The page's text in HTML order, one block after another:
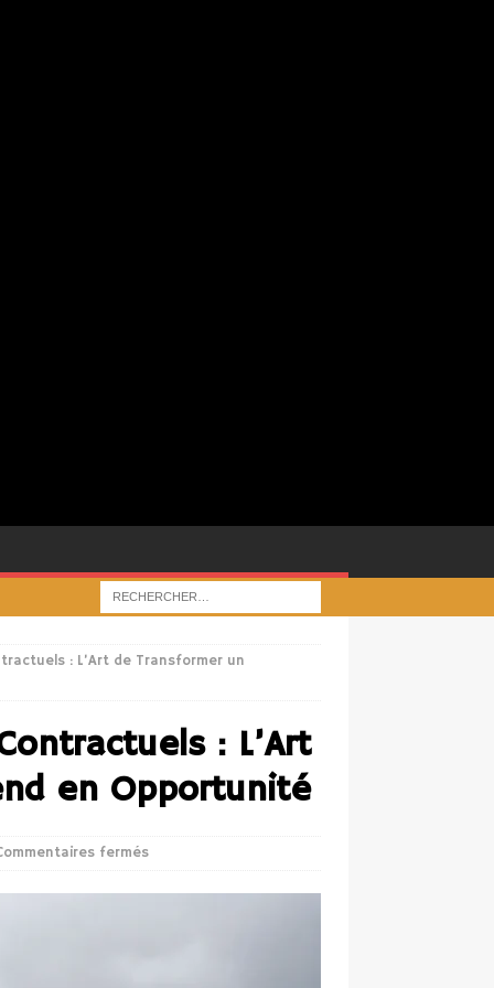
: L’Art de Transformer un
: L’Art
en Opportunité
fermés